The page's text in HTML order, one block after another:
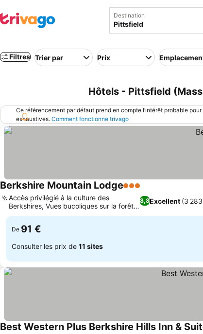
Destination
Filtres Trier par Prix
Hôtels - Pittsfield
Ce référencement par défaut prend en compte l’intérêt probable
exhaustives. Comment fonctionne trivago
Berkshire Mountain Lodge3 Étoiles
8,8Excellent (3
Accès privilégié à la culture des
Berkshires, Vues bucoliques sur la forêt
et la montagne
De 91 €
Consulter les prix de 11 sites
Best Western Plus Berkshire Hills Inn &